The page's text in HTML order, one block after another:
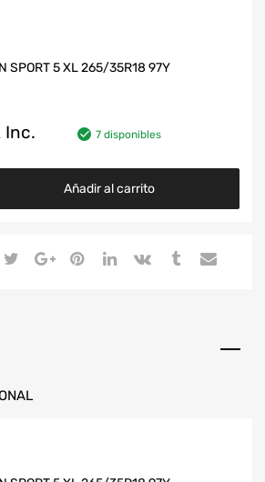
SPORT 5 XL 265/35R18 97Y
Inc. 7 disponibles
Añadir al carrito